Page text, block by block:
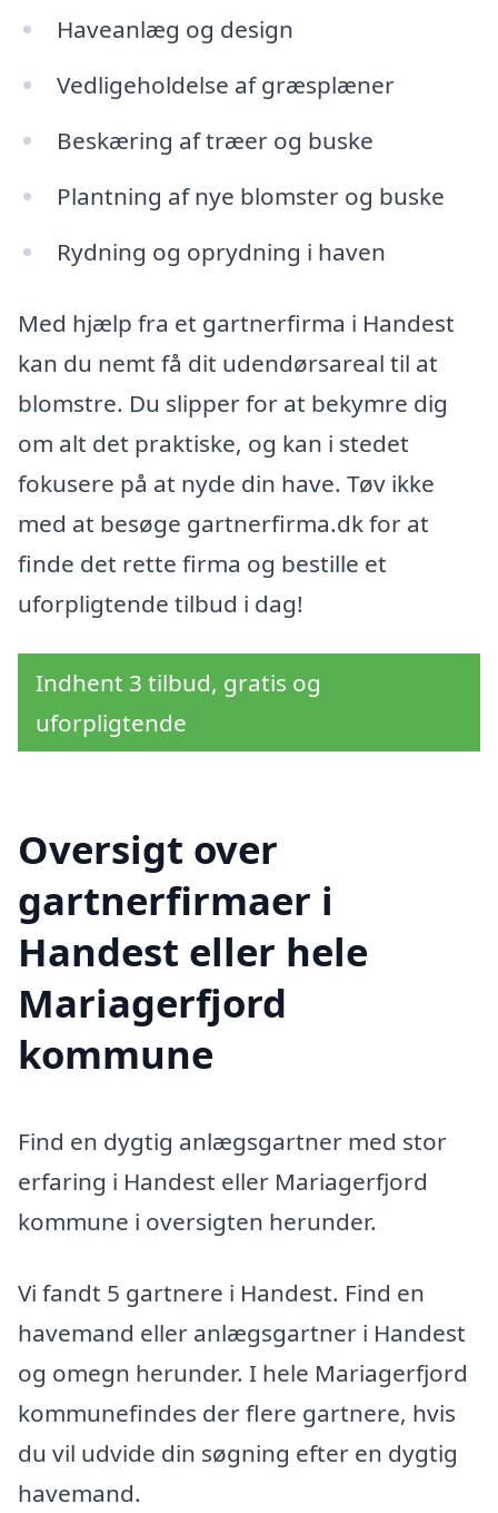
Haveanlæg og design
Vedligeholdelse af græsplæner
Beskæring af træer og buske
Plantning af nye blomster og buske
Rydning og oprydning i haven
Med hjælp fra et gartnerfirma i Handest
kan du nemt få dit udendørsareal til at
blomstre. Du slipper for at bekymre dig
om alt det praktiske, og kan i stedet
fokusere på at nyde din have. Tøv ikke
med at besøge gartnerfirma.dk for at
finde det rette firma og bestille et
uforpligtende tilbud i dag!
Indhent 3 tilbud, gratis og
uforpligtende
Oversigt over
gartnerfirmaer i
Handest eller hele
Mariagerfjord
kommune
Find en dygtig anlægsgartner med stor
erfaring i Handest eller Mariagerfjord
kommune i oversigten herunder.
Vi fandt 5 gartnere i Handest. Find en
havemand eller anlægsgartner i Handest
og omegn herunder. I hele Mariagerfjord
kommunefindes der flere gartnere, hvis
du vil udvide din søgning efter en dygtig
havemand.